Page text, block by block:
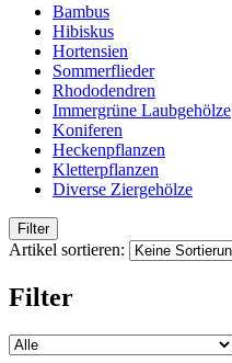
Bambus
Hibiskus
Hortensien
Sommerflieder
Rhododendren
Immergrüne Laubgehölze
Koniferen
Heckenpflanzen
Kletterpflanzen
Diverse Ziergehölze
Filter
Artikel sortieren:
Filter